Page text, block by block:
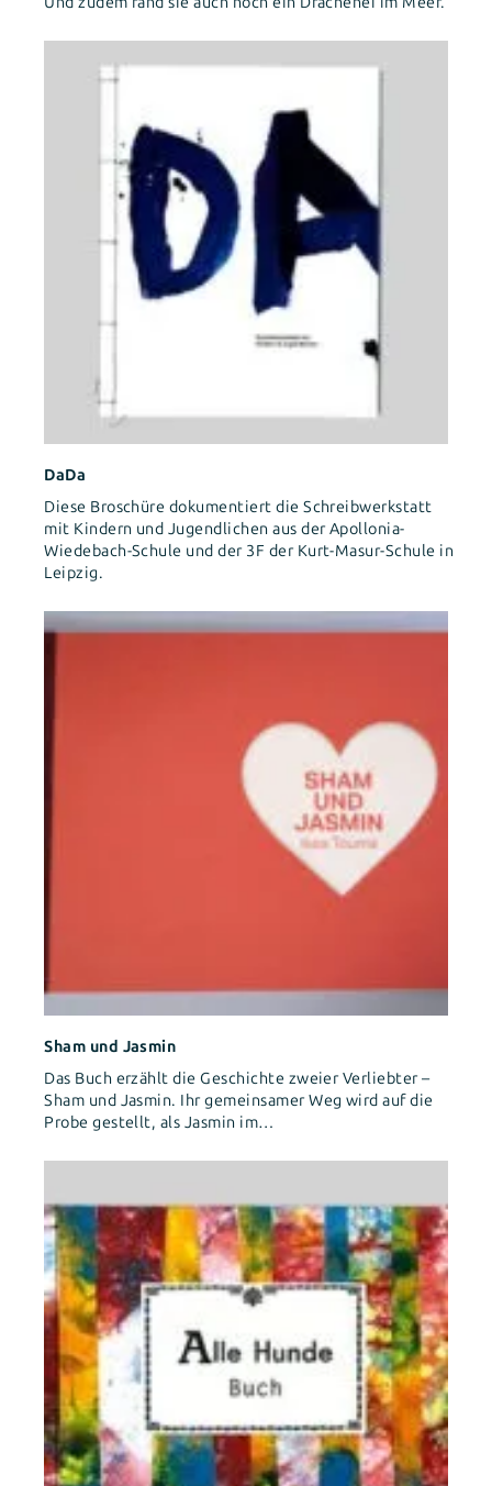
DaDa
Diese Broschüre dokumentiert die Schreibwerkstatt
mit Kindern und Jugendlichen aus der Apollonia-
Wiedebach-Schule und der 3F der Kurt-Masur-Schule in
Leipzig.
Sham und Jasmin
Das Buch erzählt die Geschichte zweier Verliebter –
Sham und Jasmin. Ihr gemeinsamer Weg wird auf die
Probe gestellt, als Jasmin im…